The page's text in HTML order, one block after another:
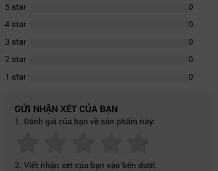
5 star
0
4 star
0
3 star
0
2 star
0
1 star
0
GỬI NHẬN XÉT CỦA BẠN
1. Đánh giá của bạn về sản phẩm này:
2. Viết nhận xét của bạn vào bên dưới: